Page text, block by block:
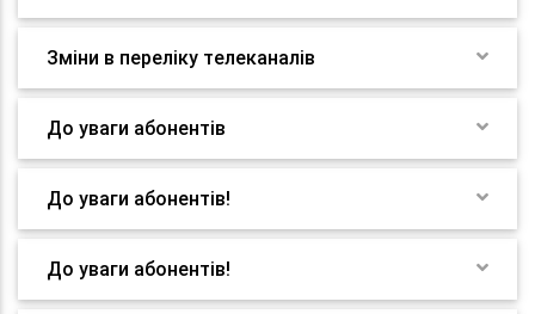
Зміни в переліку телеканалів
До уваги абонентів
До уваги абонентів!
До уваги абонентів!